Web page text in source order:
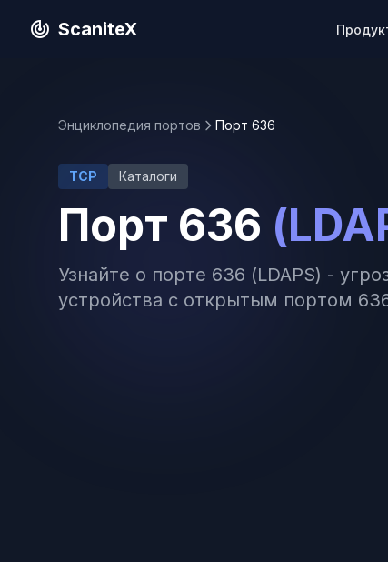
ScaniteX
Энциклопедия портов Порт 636
TCP Каталоги
Порт 636
Узнайте о порте 636 (LDAPS) -
устройства с открытым портом